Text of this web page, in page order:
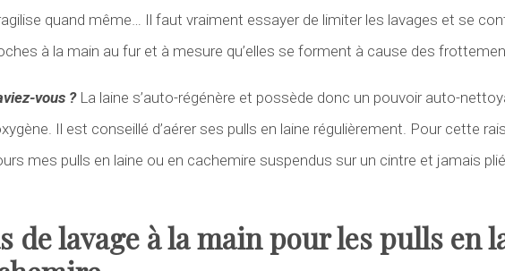
quand même… Il faut vraiment essayer de limiter les lavages et se
à la main au fur et à mesure qu’elles se forment à cause des
vous ?La laine s’auto-régénère et possède donc un pouvoir auto-
Il est conseillé d’aérer ses pulls en laine régulièrement. Pour cette
mes pulls en laine ou en cachemire suspendus sur un cintre et jamais
de lavage à la main pour les pulls en